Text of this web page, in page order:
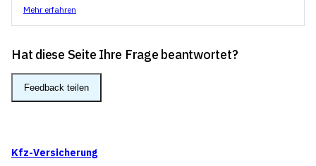
Mehr erfahren
Hat diese Seite Ihre Frage beantwortet?
Feedback teilen
Kfz-Versicherung